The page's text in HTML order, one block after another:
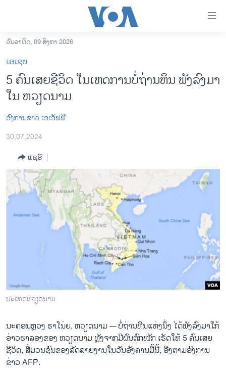
ເຂົ້າ
ຫາ
ຂ້າມ
ຂ້າມ
ຫາ
ຊອກ
ຄົ້ນ
ລາວ
ອາເມຣິກາ
ການເລືອກຕັ້ງ ປະທານາທີບໍດີ ສະຫະລັດ 2024
ຂ່າວ​ຈີນ
ໂລກ
ເອເຊຍ
ອິດສະຫຼະພາບດ້ານການຂ່າວ
ຊີວິດຊາວລາວ
ຊຸມຊົນຊາວລາວ
ວິທະຍາສາດ-ເທັກໂນໂລຈີ
ວີດີໂອ
ລາຍການກະຈາຍສຽງ
ລາຍງານ
ຕິດຕາມພວກເຮົາ ທີ່
ວັນອາທິດ, 09 ສິງຫາ 2026
ເອເຊຍ
5 ຄົນເສຍຊີວິດ ໃນເຫດການບໍ່ຖ່ານຫິນ ພັງລົງມາ
ໃນ ຫວຽດນາມ
​ອົງ​ການ​ຂ່າວ​ ເອ​ເອັ​ຟ​ພີ
30,07,2024
ແຊຣ໌
ປະເທດຫວຽດນາມ
ນະຄອນຫຼວງ ຮາໂນ່ຍ, ຫວຽດນາມ —ບໍ່​ຖ່ານ​ຫີນ​ແຫ່ງ​ນຶ່ງ ໄດ້​ພັງ​ລົງມາ​ໃກ້​
ອ່າວ​ຮາ​ລອງ​ຂອງ ​ຫວຽດນາມ ຫຼັງ​ຈາກ​ມີ​ຝົນຕົກ​ໜັກ ​ເຮັດ​ໃຫ້ 5 ຄົນ​ເສຍ​
ຊີວິດ, ສື່​ມວນ​ຊົນ​ຂອງ​ລັດ​ລາຍ​ງານ​ໃນ​ວັນ​ອັງຄານ​ມື້​ນີ້, ອີງຕາມອົງການ
ຂ່າວ AFP.